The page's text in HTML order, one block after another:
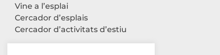
Vine a l’esplai
Cercador d’esplais
Cercador d’activitats d’estiu